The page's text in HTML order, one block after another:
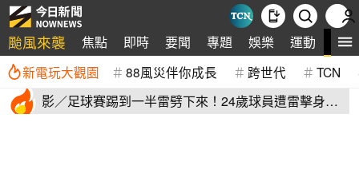
颱風來襲 焦點 即時 要聞 專題 娛樂 運動 全
新電玩大觀園 88風災伴你成長 跨世代 TCN
影／足球賽踢到一半雷劈下來！24歲球員遭雷擊身